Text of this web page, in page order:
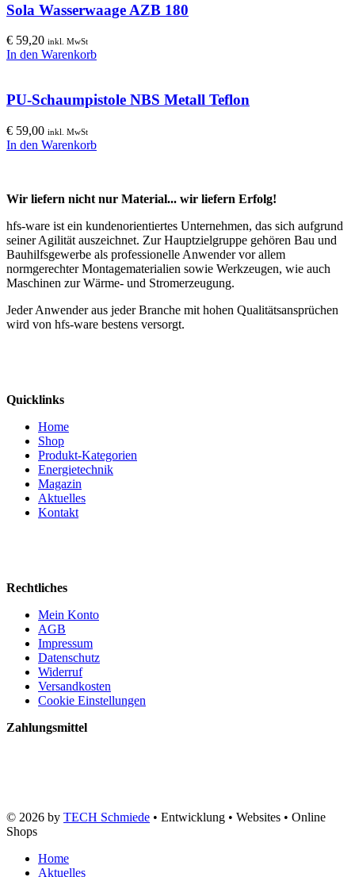
Sola Wasserwaage AZB 180
€ 59,20 inkl. MwSt
In den Warenkorb
PU-Schaumpistole NBS Metall Teflon
€ 59,00 inkl. MwSt
In den Warenkorb
Wir liefern nicht nur Material... wir liefern Erfolg!
hfs-ware ist ein kundenorientiertes Unternehmen, das sich aufgrund
seiner Agilität auszeichnet. Zur Hauptzielgruppe gehören Bau und
Bauhilfsgewerbe als professionelle Anwender vor allem
normgerechter Montagematerialien sowie Werkzeugen, wie auch
Maschinen zur Wärme- und Stromerzeugung.
Jeder Anwender aus jeder Branche mit hohen Qualitätsansprüchen
wird von hfs-ware bestens versorgt.
Quicklinks
Home
Shop
Produkt-Kategorien
Energietechnik
Magazin
Aktuelles
Kontakt
Rechtliches
Mein Konto
AGB
Impressum
Datenschutz
Widerruf
Versandkosten
Cookie Einstellungen
Zahlungsmittel
© 2026 by TECH Schmiede • Entwicklung • Websites • Online
Shops
Home
Aktuelles